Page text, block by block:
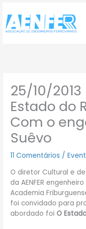
para
conteúdo
25/10/
Estado do
Com o
Suêvo
11 Comentários /
O diretor Cultural e
da AENFER
Academia
foi convidado para
abordado foi O